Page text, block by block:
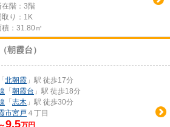
在階：3階
取り：1K
積：31.80㎡
朝霞台）
「 北朝霞 」駅 徒歩17分
「 朝霞台 」駅 徒歩18分
「 志木 」駅 徒歩30分
市宮戸 ４丁目
9.5万円